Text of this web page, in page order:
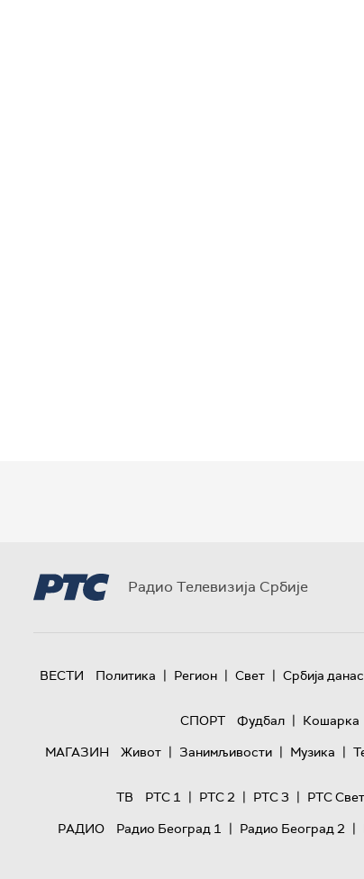
Радио Телевизија Србије
ВЕСТИ Политика | Регион | Свет | Србија данас
СПОРТ
Фудбал | Кошарка
МАГАЗИН
Живот | Занимљивости | Музика |
ТВ
РТС 1 | РТС 2 | РТС 3 | РТС Свет
РАДИО
Радио Београд 1 | Радио Београд 2 |